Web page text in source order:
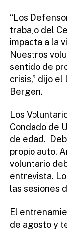
“Los
trabajo del
impacta a la
Nuestros
sentido de
crisis,” dijo
Bergen.
Los
Condado de
de edad.
propio auto.
voluntario
entrevista.
las sesiones
El
de agosto y